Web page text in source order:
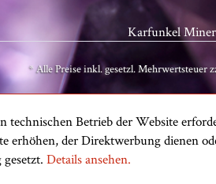
Karfunkel
* Alle Preise inkl. gesetzl. Mehrwertsteuer
technischen Betrieb der Website
erhöhen, der Direktwerbung dienen
Details ansehen.